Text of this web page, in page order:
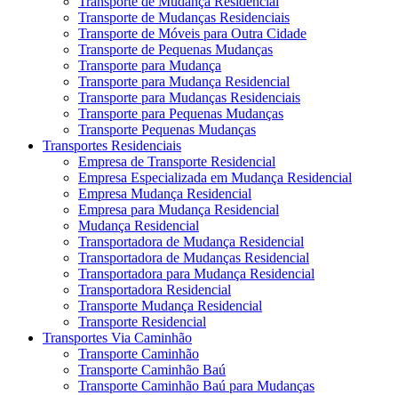
Transporte de Mudanças Residenciais
Transporte de Móveis para Outra Cidade
Transporte de Pequenas Mudanças
Transporte para Mudança
Transporte para Mudança Residencial
Transporte para Mudanças Residenciais
Transporte para Pequenas Mudanças
Transporte Pequenas Mudanças
Transportes Residenciais
Empresa de Transporte Residencial
Empresa Especializada em Mudança Residencial
Empresa Mudança Residencial
Empresa para Mudança Residencial
Mudança Residencial
Transportadora de Mudança Residencial
Transportadora de Mudanças Residencial
Transportadora para Mudança Residencial
Transportadora Residencial
Transporte Mudança Residencial
Transporte Residencial
Transportes Via Caminhão
Transporte Caminhão
Transporte Caminhão Baú
Transporte Caminhão Baú para Mudanças